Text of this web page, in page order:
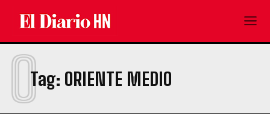
Tag: ORIENTE MEDIO
O